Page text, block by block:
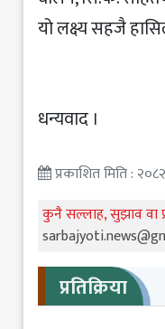
यो लक्ष्य सहजै
धन्यवाद ।
प्रकाशित मिति :
कुनै सल्लाह, सुझाव वा
प्रतिक्रिया